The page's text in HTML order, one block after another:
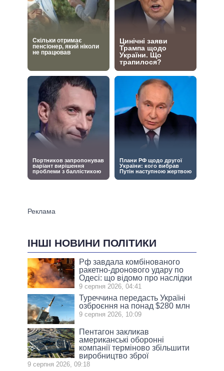
ІНШІ НОВИНИ ПОЛІТИКИ
Рф завдала комбінованого
ракетно-дронового удару по
Одесі: що відомо про наслідки
9 серпня 2026, 04:41
Туреччина передасть Україні
озброєння на понад $280 млн
9 серпня 2026, 10:09
Пентагон закликав
американські оборонні
компанії терміново збільшити
виробництво зброї
9 серпня 2026, 09:18